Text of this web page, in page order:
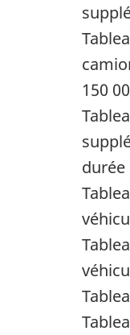
150
durée